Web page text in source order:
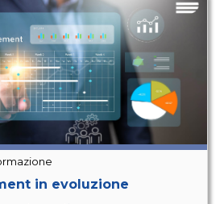
in evoluzione